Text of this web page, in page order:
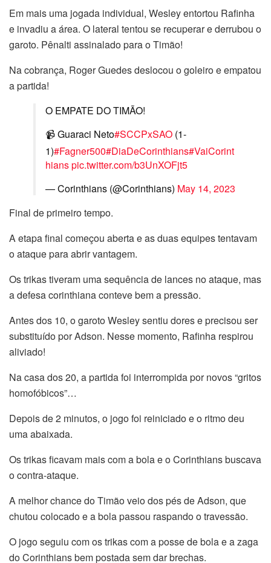
Em mais uma jogada individual, Wesley entortou Rafinha
e invadiu a área. O lateral tentou se recuperar e derrubou o
garoto. Pênalti assinalado para o Timão!
Na cobrança, Roger Guedes deslocou o goleiro e empatou
a partida!
O EMPATE DO TIMÃO!
📹 Guaraci Neto#SCCPxSAO (1-
1)#Fagner500#DiaDeCorinthians#VaiCorint
hianspic.twitter.com/b3UnXOFjt5
— Corinthians (@Corinthians) May 14, 2023
Final de primeiro tempo.
A etapa final começou aberta e as duas equipes tentavam
o ataque para abrir vantagem.
Os trikas tiveram uma sequência de lances no ataque, mas
a defesa corinthiana conteve bem a pressão.
Antes dos 10, o garoto Wesley sentiu dores e precisou ser
substituído por Adson. Nesse momento, Rafinha respirou
aliviado!
Na casa dos 20, a partida foi interrompida por novos “gritos
homofóbicos”…
Depois de 2 minutos, o jogo foi reiniciado e o ritmo deu
uma abaixada.
Os trikas ficavam mais com a bola e o Corinthians buscava
o contra-ataque.
A melhor chance do Timão veio dos pés de Adson, que
chutou colocado e a bola passou raspando o travessão.
O jogo seguiu com os trikas com a posse de bola e a zaga
do Corinthians bem postada sem dar brechas.